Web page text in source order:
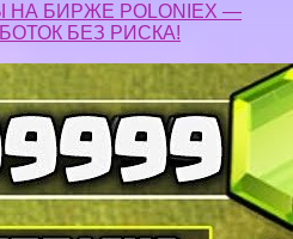
НА БИРЖЕ POLONIEX —
БЕЗ РИСКА!